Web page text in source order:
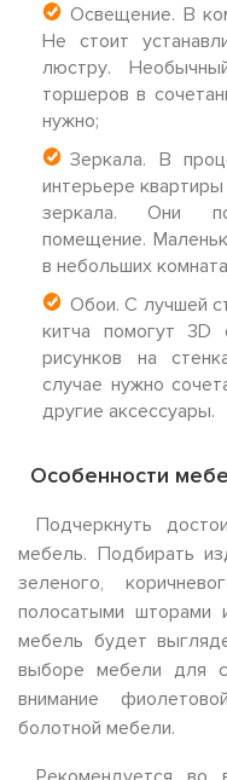
Освещение. В
Не стоит
люстру.
торшеров в
нужно;
Зеркала. В
интерьере
зеркала. Они
помещение.
в небольших
Обои. С лучшей
китча помогут 3D
рисунков на
случае нужно
другие аксессуары.
Особенности
Подчеркнуть
мебель. Подбирать
зеленого,
полосатыми шторами
мебель будет
выборе мебели для
внимание
болотной мебели.